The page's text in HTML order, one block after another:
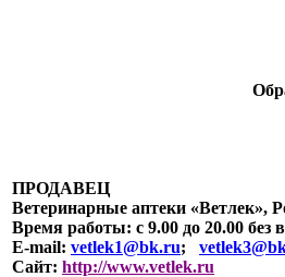
ПРОДАВЕЦ
Ветеринарные аптеки «Ветлек»,
Время работы: с 9.00 до 20.00 без
E-mail: vetlek1@bk.ru;
Сайт: http://www.vetlek.ru